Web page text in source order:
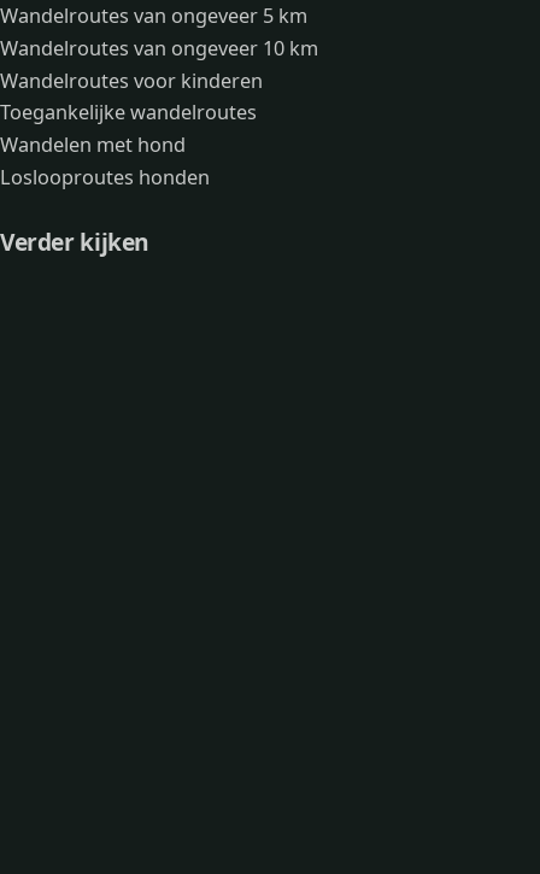
Wandelroutes van ongeveer 5 km
Wandelroutes van ongeveer 10 km
Wandelroutes voor kinderen
Toegankelijke wandelroutes
Wandelen met hond
Loslooproutes honden
Verder kijken